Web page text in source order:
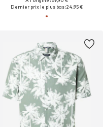
Dernier prix le plus bas :24,95 €